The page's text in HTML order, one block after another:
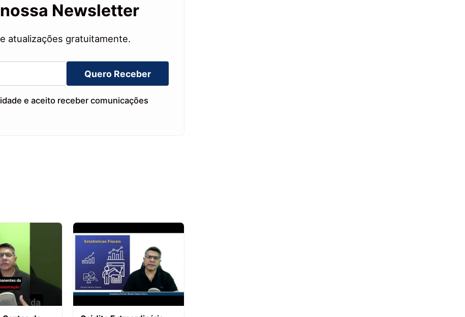
Newsletter
atualizações gratuitamente.
Quero Receber
e aceito receber comunicações